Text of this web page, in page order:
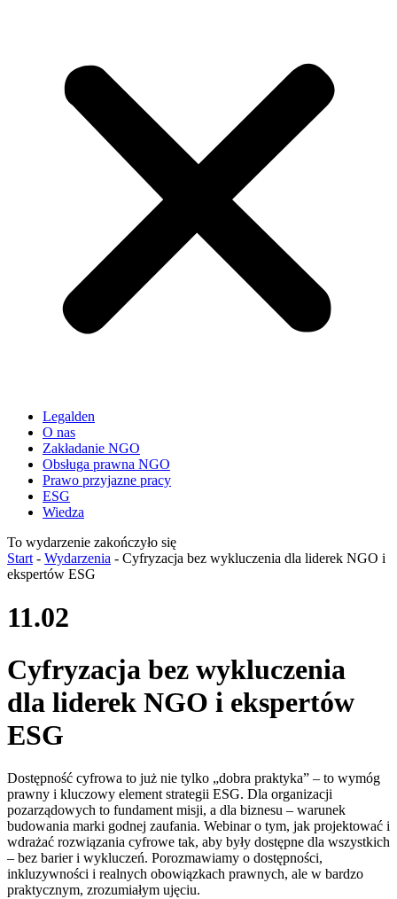
Legalden
O nas
Zakładanie NGO
Obsługa prawna NGO
Prawo przyjazne pracy
ESG
Wiedza
To wydarzenie zakończyło się
Start - Wydarzenia - Cyfryzacja bez wykluczenia dla liderek NGO i
ekspertów ESG
11.02
Cyfryzacja bez wykluczenia
dla liderek NGO i ekspertów
ESG
Dostępność cyfrowa to już nie tylko „dobra praktyka” – to wymóg
prawny i kluczowy element strategii ESG. Dla organizacji
pozarządowych to fundament misji, a dla biznesu – warunek
budowania marki godnej zaufania. Webinar o tym, jak projektować i
wdrażać rozwiązania cyfrowe tak, aby były dostępne dla wszystkich
– bez barier i wykluczeń. Porozmawiamy o dostępności,
inkluzywności i realnych obowiązkach prawnych, ale w bardzo
praktycznym, zrozumiałym ujęciu.